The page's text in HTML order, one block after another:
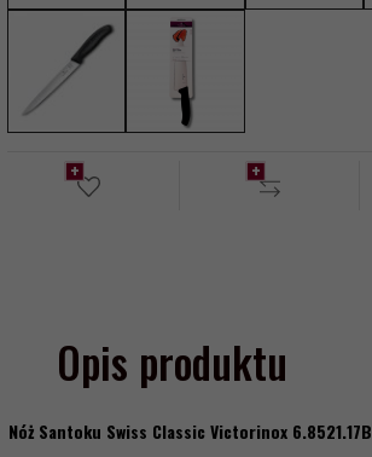
Opis produktu
Nóż Santoku Swiss Classic Victorinox 6.8521.17B